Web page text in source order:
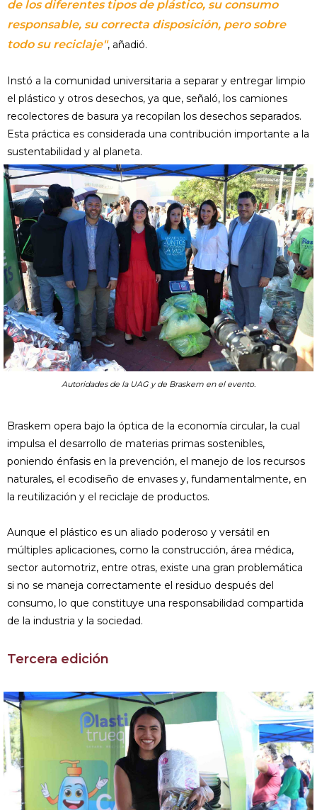
de los diferentes tipos de plástico, su consumo
responsable, su correcta disposición, pero sobre
todo su reciclaje", añadió.
Instó a la comunidad universitaria a separar y entregar limpio
el plástico y otros desechos, ya que, señaló, los camiones
recolectores de basura ya recopilan los desechos separados.
Esta práctica es considerada una contribución importante a la
sustentabilidad y al planeta.
Autoridades de la UAG y de Braskem en el evento.
Braskem opera bajo la óptica de la economía circular, la cual
impulsa el desarrollo de materias primas sostenibles,
poniendo énfasis en la prevención, el manejo de los recursos
naturales, el ecodiseño de envases y, fundamentalmente, en
la reutilización y el reciclaje de productos.
Aunque el plástico es un aliado poderoso y versátil en
múltiples aplicaciones, como la construcción, área médica,
sector automotriz, entre otras, existe una gran problemática
si no se maneja correctamente el residuo después del
consumo, lo que constituye una responsabilidad compartida
de la industria y la sociedad.
Tercera edición